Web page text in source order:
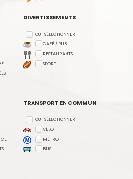
DIVERTISSEMENTS
TOUT SÉLECTIONNER
CAFÉ / PUB
RESTAURANTS
SPORT
TRANSPORT EN COMMUN
TOUT SÉLECTIONNER
VÉLO
MÉTRO
BUS